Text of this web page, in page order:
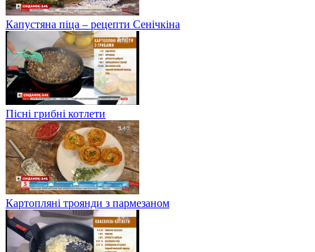
Капустяна піца – рецепти Сенічкіна
Пісні грибні котлети
Картопляні троянди з пармезаном